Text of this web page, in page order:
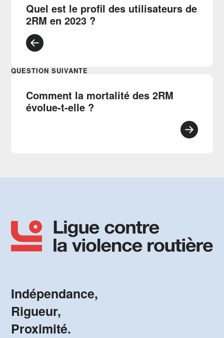
Quel est le profil des utilisateurs de
2RM en 2023 ?
QUESTION SUIVANTE
Comment la mortalité des 2RM
évolue-t-elle ?
Indépendance,
Rigueur,
Proximité.